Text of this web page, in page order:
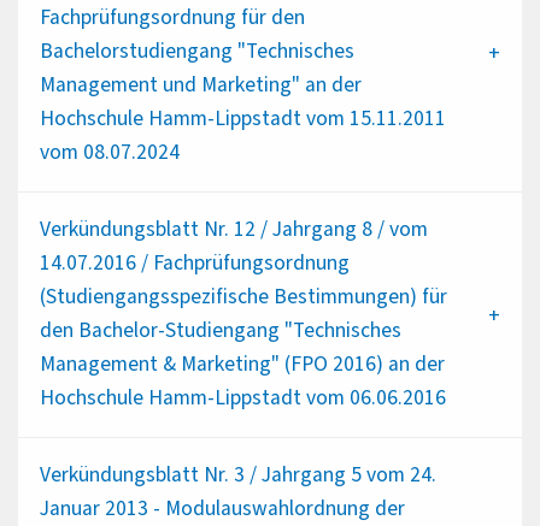
Fachprüfungsordnung für den
Bachelorstudiengang "Technisches
Management und Marketing" an der
Hochschule Hamm-Lippstadt vom 15.11.2011
vom 08.07.2024
Verkündungsblatt Nr. 12 / Jahrgang 8 / vom
14.07.2016 / Fachprüfungsordnung
(Studiengangsspezifische Bestimmungen) für
den Bachelor-Studiengang "Technisches
Management & Marketing" (FPO 2016) an der
Hochschule Hamm-Lippstadt vom 06.06.2016
Verkündungsblatt Nr. 3 / Jahrgang 5 vom 24.
Januar 2013 - Modulauswahlordnung der